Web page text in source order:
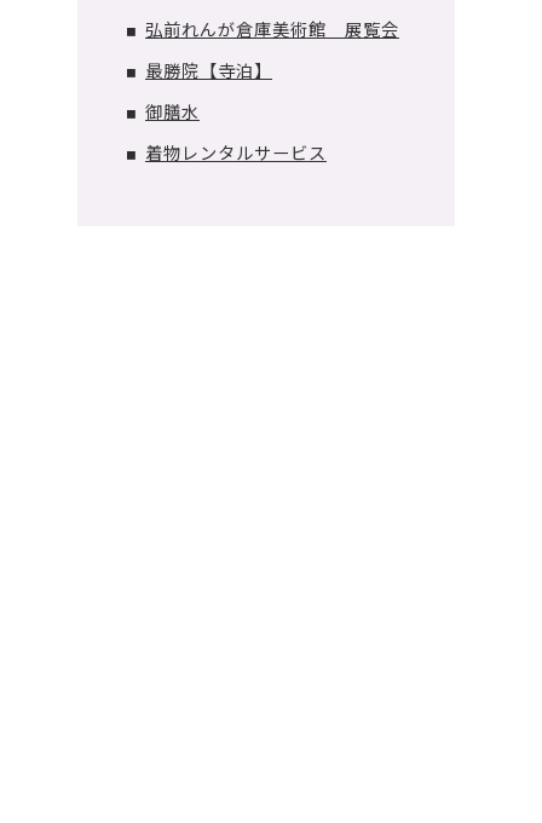
■ 弘前れんが倉庫美術館 展覧会
■ 最勝院【寺泊】
■ 御膳水
■ 着物レンタルサービス